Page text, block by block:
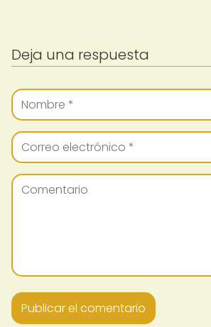
Deja una respuesta